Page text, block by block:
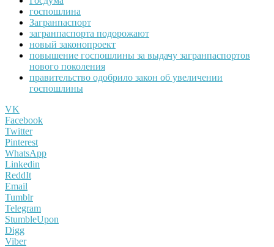
госпошлина
Загранпаспорт
загранпаспорта подорожают
новый законопроект
повышение госпошлины за выдачу загранпаспортов
нового поколения
правительство одобрило закон об увеличении
госпошлины
VK
Facebook
Twitter
Pinterest
WhatsApp
Linkedin
ReddIt
Email
Tumblr
Telegram
StumbleUpon
Digg
Viber